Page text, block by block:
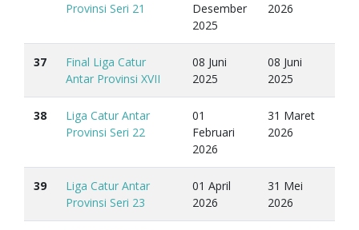
Provinsi Seri 21
Desember
2025
2026
37
Final Liga Catur
Antar Provinsi XVII
08 Juni
2025
08 Juni
2025
38
Liga Catur Antar
Provinsi Seri 22
01
Februari
2026
31 Maret
2026
39
Liga Catur Antar
Provinsi Seri 23
01 April
2026
31 Mei
2026